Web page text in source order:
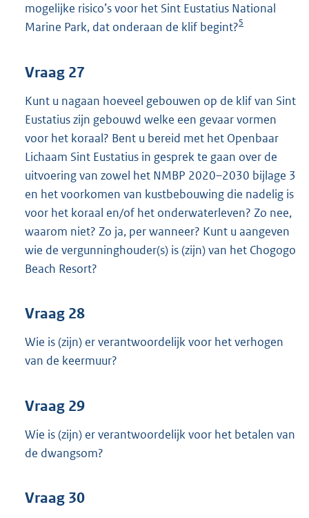
mogelijke risico’s voor het Sint Eustatius National
Marine Park, dat onderaan de klif begint?5
Vraag 27
Kunt u nagaan hoeveel gebouwen op de klif van Sint
Eustatius zijn gebouwd welke een gevaar vormen
voor het koraal? Bent u bereid met het Openbaar
Lichaam Sint Eustatius in gesprek te gaan over de
uitvoering van zowel het NMBP 2020–2030 bijlage 3
en het voorkomen van kustbebouwing die nadelig is
voor het koraal en/of het onderwaterleven? Zo nee,
waarom niet? Zo ja, per wanneer? Kunt u aangeven
wie de vergunninghouder(s) is (zijn) van het Chogogo
Beach Resort?
Vraag 28
Wie is (zijn) er verantwoordelijk voor het verhogen
van de keermuur?
Vraag 29
Wie is (zijn) er verantwoordelijk voor het betalen van
de dwangsom?
Vraag 30